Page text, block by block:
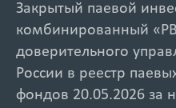
Закрытый паевой
комбинированный
доверительного
России в реестр
фондов 20.05.2026 за